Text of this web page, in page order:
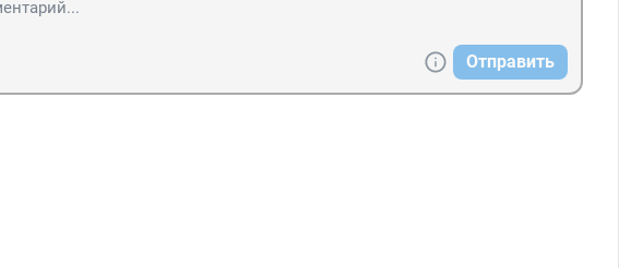
Отправить